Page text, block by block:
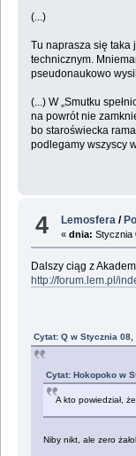
(...)
Tu naprasza się taka
technicznym.
pseudonaukowo
(...) W „Smutku
na powrót nie
bo staroświecka
podlegamy wszyscy
4 Lemosfera /
«dnia: Stycznia
Dalszy ciąg z
http://forum.lem.pl/
Cytat: Q w Stycznia
Cytat: Hokopoko w
A kto powiedział,
Niby nikt, ale zero